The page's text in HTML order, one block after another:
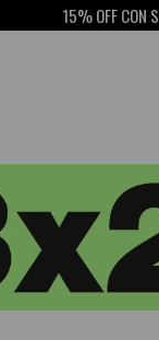
15% OFF CON SCOTIABANK